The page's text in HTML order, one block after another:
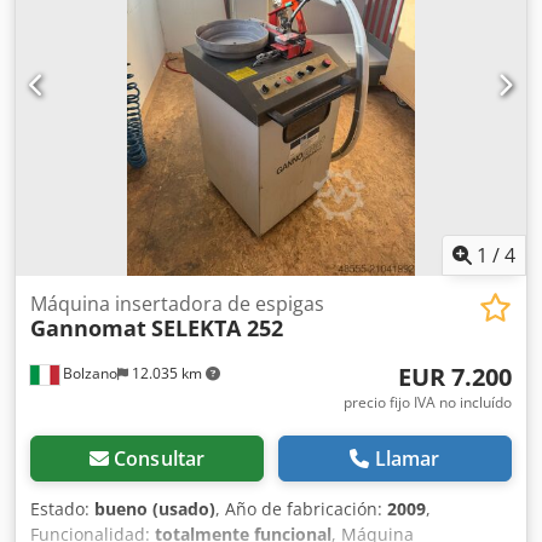
mm; Altura mín: 150 mm, máx: 1400 mm; Profundidad: 700
mm; Peso: aprox. 1800 kg. Dimensiones netas: (Largo x
Ancho x Alto) 3,45 m x 0,95 m x 2,30 m. Conexión eléctrica:
400V, 3Ph, 50Hz (3,2 kVA, 16A). Equipamiento adicional:
Velocidad rápida de desplazamiento, para
posicionamiento rápido de las vigas prensadoras,
controlado por detección automática de piezas mediante
sensores en las vigas, velocidad de prensado 5 / 10 / 25
mm/seg y velocidad rápida de desplazamiento 50 mm/seg;
los sensores pueden desactivarse para el prensado de
piezas especiales. 1 juego de patas para la máquina
(altura de trabajo 500 mm). Ubicación: Codpfx Anouf Hx Ho
Esrf
1 /4
Bolzano 12.035 km
Máquina insertadora de espigas
GannomatSELEKTA 252
EUR 7.200
precio fijo IVA no incluído
Consultar Llamar
Estado: bueno (usado), Año de fabricación: 2009,
Funcionalidad: totalmente funcional, Máquina